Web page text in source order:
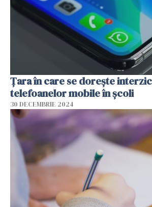
Țara în care se dorește
telefoanelor mobile în școli
30 DECEMBRIE 2024